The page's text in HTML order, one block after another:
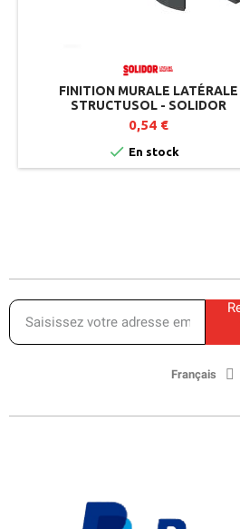
FINITION MURALE LATÉRALE
STRUCTUSOL - SOLIDOR
0,54 €
 En stock
Français